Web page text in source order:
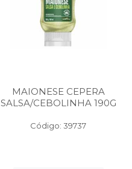
MAIONESE CEPERA
SALSA/CEBOLINHA 190G
Código: 39737